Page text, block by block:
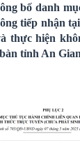
bố danh
tiếp nhận
thực hiện
tỉnh An